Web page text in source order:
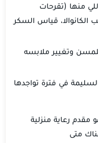
منها (تقرحات
الكانوالا، قياس السكر
وتغيير ملابسه
في فترة تواجدها
مقدم رعاية منزلية
متى